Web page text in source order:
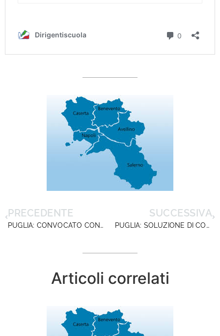
PRECEDENTE
PUGLIA: CONVOCATO CON URGENZA IL TAVOLO REGIONALE SULLA SCUOLA
SUCCESSIVA
PUGLIA: SOLUZIONE DI COMPROMESSO PER LA GESTIONE DEI CASI COVID NELLE SCUOLE
Articoli correlati